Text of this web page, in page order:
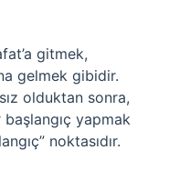
gitmek,
gelmek gibidir.
olduktan sonra,
yapmak
noktasıdır.